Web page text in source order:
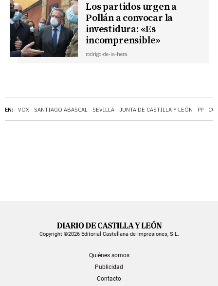
EN: VOX SANTIAGO ABASCAL SEVILLA JUNTA DE CASTILLA Y LEÓN PP
Los partidos urgen a
Pollán a convocar la
investidura: «Es
incomprensible»
rodrigo-de-la-hera
Copyright ©2026 Editorial Castellana de Impresiones, S.L.
Quiénes somos
Publicidad
Contacto